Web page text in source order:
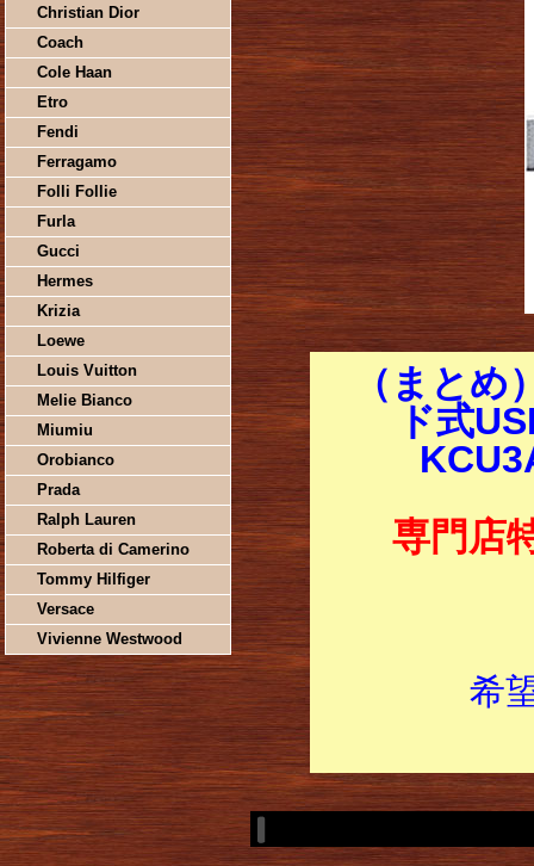
Christian Dior
Coach
Cole Haan
Etro
Fendi
Ferragamo
Folli Follie
Furla
Gucci
Hermes
Krizia
Loewe
Louis Vuitton
Melie Bianco
Miumiu
Orobianco
Prada
Ralph Lauren
Roberta di Camerino
Tommy Hilfiger
Versace
Vivienne Westwood
（まと
ド式
専門店
希